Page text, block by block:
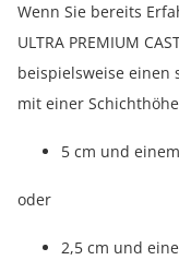
Wenn Sie bereits
ULTRA PREMIUM
beispielsweise einen
mit einer
5 cm und
oder
2,5 cm und